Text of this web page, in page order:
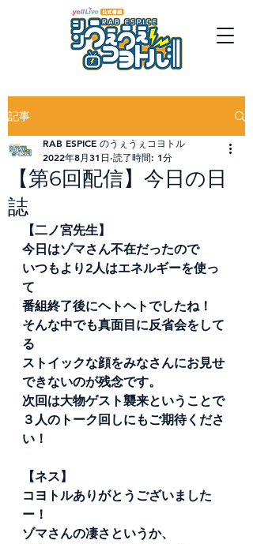
記事
【第6回配信】今日の日
誌
RAB ESPICE のうぇうぇコヨトル
2022年8月31日 読了時間: 1分
【二ノ宮先生】
今日はゾマさん不在だったので
いつもより2人はエネルギーを使っ
て
番組終了後にヘトヘトでしたね！
そんな中でも真面目に反省会をして
る
ストイックな顔をみなさんにお見せ
できないのが残念です。
次回は大物ゲスト襲来ということで
３人のトーク回しにもご期待くださ
い！
【ネス】
コヨトルありがとうございました
ー！
ゾマさんの凄さというか、